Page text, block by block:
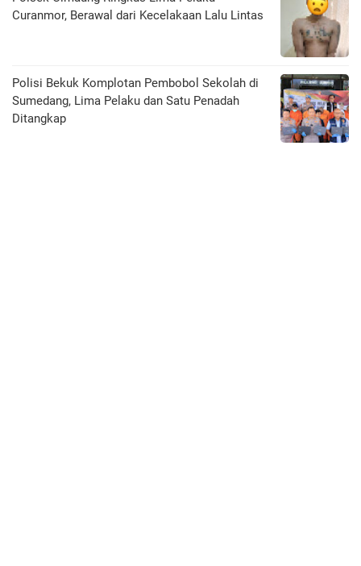
Curanmor, Berawal dari Kecelakaan Lalu Lintas
Polisi Bekuk Komplotan Pembobol Sekolah di
Sumedang, Lima Pelaku dan Satu Penadah
Ditangkap